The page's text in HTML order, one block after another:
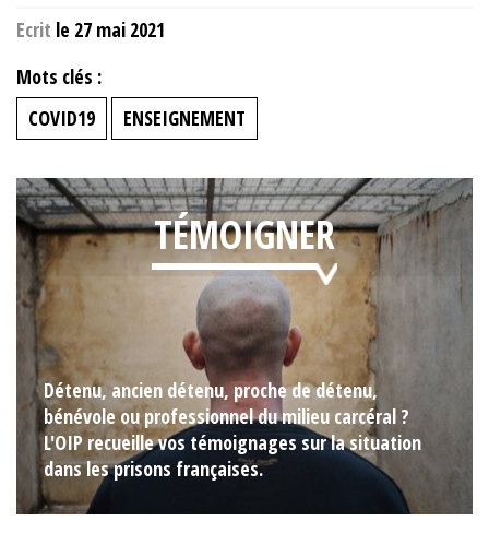
Ecrit le 27 mai 2021
Mots clés :
COVID19
ENSEIGNEMENT
TÉMOIGNER
Détenu, ancien détenu, proche de détenu,
bénévole ou professionnel du milieu carcéral ?
L'OIP recueille vos témoignages sur la situation
dans les prisons françaises.